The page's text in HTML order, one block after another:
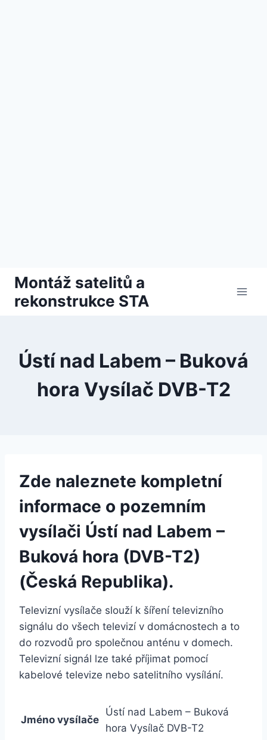
Přeskočit
obsah
Montáž satelitů a
rekonstrukce STA
Ústí nad Labem – Buková
hora Vysílač DVB-T2
Zde naleznete kompletní
informace o pozemním
vysílači Ústí nad Labem –
Buková hora (DVB-T2)
(Česká Republika).
Televizní vysílače slouží k šíření televizního
signálu do všech televizí v domácnostech a to
do rozvodů pro společnou anténu v domech.
Televizní signál lze také příjimat pomocí
kabelové televize nebo satelitního vysílání.
Jméno vysílače
Ústí nad Labem – Buková
hora Vysílač DVB-T2